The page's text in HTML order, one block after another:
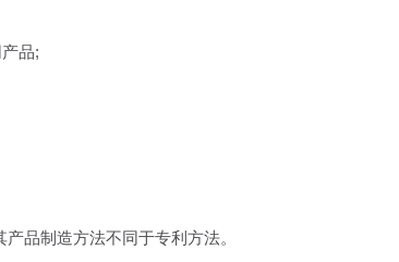
品;
品制造方法不同于专利方法。